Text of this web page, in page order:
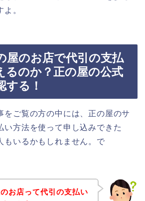
。
屋のお店で代引の支払
るのか？正の屋の公式
する！
をご覧の方の中には、正の屋のサ
い方法を使って申し込みできた
もいるかもしれません。で
お店って代引の支払い